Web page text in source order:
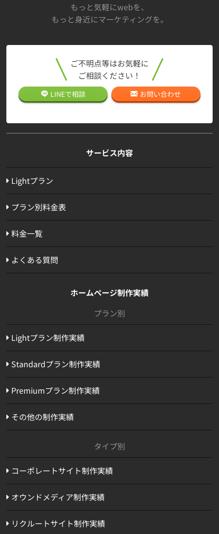
もっと気軽にwebを、
もっと身近にマーケティングを。
ご不明点等はお気軽に
ご相談ください！
LINEで相談 お問い合わせ
サービス内容
Lightプラン
プラン別料金表
料金一覧
よくある質問
ホームページ制作実績
プラン別
Lightプラン制作実績
Standardプラン制作実績
Premiumプラン制作実績
その他の制作実績
タイプ別
コーポレートサイト制作実績
オウンドメディア制作実績
リクルートサイト制作実績